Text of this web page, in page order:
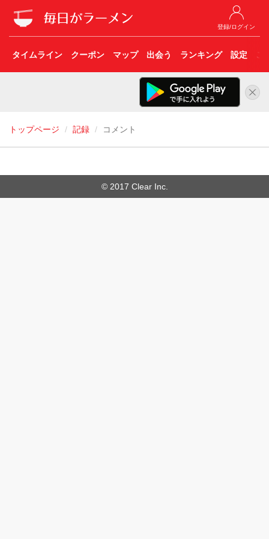
登録/ログイン
タイムライン クーポン マップ 出会う ランキング 設定 こ
トップページ 記録 コメント
© 2017 Clear Inc.